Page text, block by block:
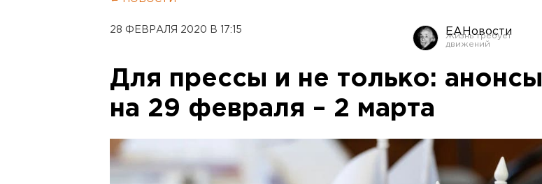
28 ФЕВРАЛЯ 2020 В 17:15 ЕАНовости
Для прессы и не только: анонсы
на 29 февраля – 2 марта